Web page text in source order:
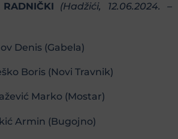
(Hadžići, 12.06.2024. –
Denis (Gabela)
Boris (Novi Travnik)
Marko (Mostar)
Armin (Bugojno)